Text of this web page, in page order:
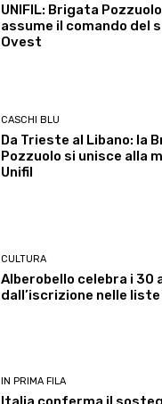
UNIFIL: Brigata
assume il comando del
Ovest
CASCHI BLU
Da Trieste al Libano: la
Pozzuolo si unisce alla
Unifil
CULTURA
Alberobello celebra i 30
dall’iscrizione nelle liste
IN PRIMA FILA